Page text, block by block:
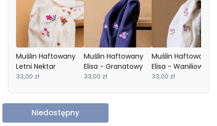
Muślin Haftowany
Letni Nektar
33,00 zł
Muślin Haftowany
Elisa - Granatowy
33,00 zł
Muślin Haftowany
Elisa - Waniliowy
33,00 zł
Niedostępny